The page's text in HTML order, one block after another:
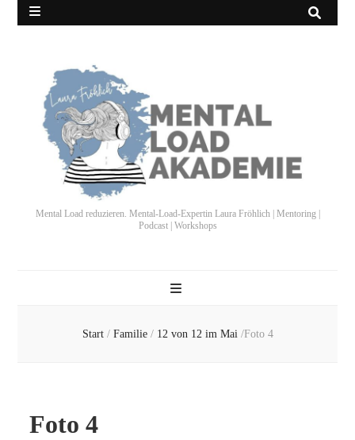
Mental Load reduzieren. Mental-Load-Expertin Laura Fröhlich | Mentoring |
Podcast | Workshops
Start / Familie / 12 von 12 im Mai /Foto 4
Foto 4